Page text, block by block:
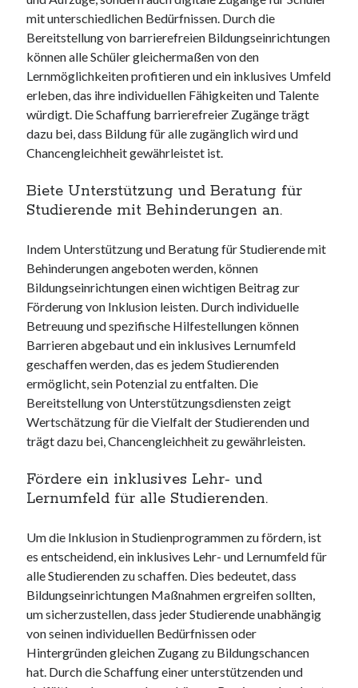
websiten
wordpress
mit unterschiedlichen Bedürfnissen. Durch die
Bereitstellung von barrierefreien Bildungseinrichtungen
können alle Schüler gleichermaßen von den
Lernmöglichkeiten profitieren und ein inklusives Umfeld
erleben, das ihre individuellen Fähigkeiten und Talente
würdigt. Die Schaffung barrierefreier Zugänge trägt
dazu bei, dass Bildung für alle zugänglich wird und
Chancengleichheit gewährleistet ist.
Biete Unterstützung und Beratung für
Studierende mit Behinderungen an.
Indem Unterstützung und Beratung für Studierende mit
Behinderungen angeboten werden, können
Bildungseinrichtungen einen wichtigen Beitrag zur
Förderung von Inklusion leisten. Durch individuelle
Betreuung und spezifische Hilfestellungen können
Barrieren abgebaut und ein inklusives Lernumfeld
geschaffen werden, das es jedem Studierenden
ermöglicht, sein Potenzial zu entfalten. Die
Bereitstellung von Unterstützungsdiensten zeigt
Wertschätzung für die Vielfalt der Studierenden und
trägt dazu bei, Chancengleichheit zu gewährleisten.
Fördere ein inklusives Lehr- und
Lernumfeld für alle Studierenden.
Um die Inklusion in Studienprogrammen zu fördern, ist
es entscheidend, ein inklusives Lehr- und Lernumfeld für
alle Studierenden zu schaffen. Dies bedeutet, dass
Bildungseinrichtungen Maßnahmen ergreifen sollten,
um sicherzustellen, dass jeder Studierende unabhängig
von seinen individuellen Bedürfnissen oder
Hintergründen gleichen Zugang zu Bildungschancen
hat. Durch die Schaffung einer unterstützenden und